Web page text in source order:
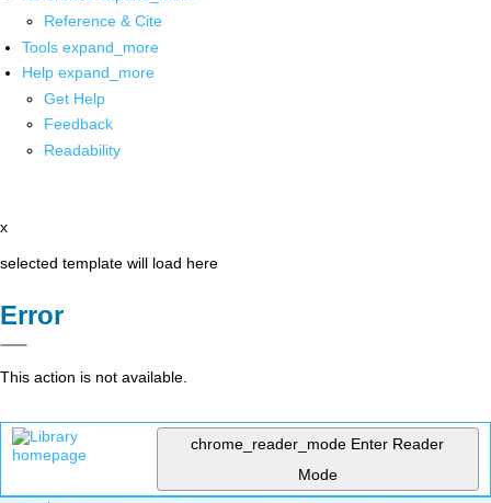
Reference & Cite
Tools expand_more
Help expand_more
Get Help
Feedback
Readability
x
selected template will load here
Error
This action is not available.
chrome_reader_mode Enter Reader
Mode